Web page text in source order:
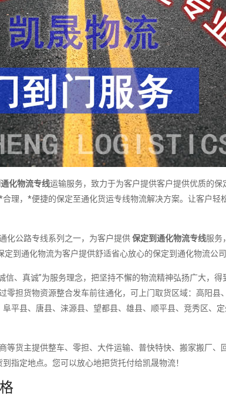
化物流专线运输服务，致力于为客户提供客户提供优质的保
理，*便捷的保定至通化货运专线物流解决方案。让客户轻
化公路专线系列之一，为客户提供保定到通化物流专线服务
定到通化物流为客户提供舒适省心放心的保定到通化物流公司
信、真诚”为服务理念，把坚持不懈的物流精神弘扬广大，
担货物资源整合发车前往通化，可上门取货区域：高阳县
平县、唐县、涞源县、望都县、雄县、顺平县、竞秀区、
等货主提供整车、零担、大件运输、普快特快、搬家搬厂、
指定地点。您可以放心地把货托付给凯晟物流！